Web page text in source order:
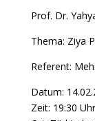
Prof. Dr.
Thema: Ziya
Referent:
Datum:
Zeit: 19:30 Uhr